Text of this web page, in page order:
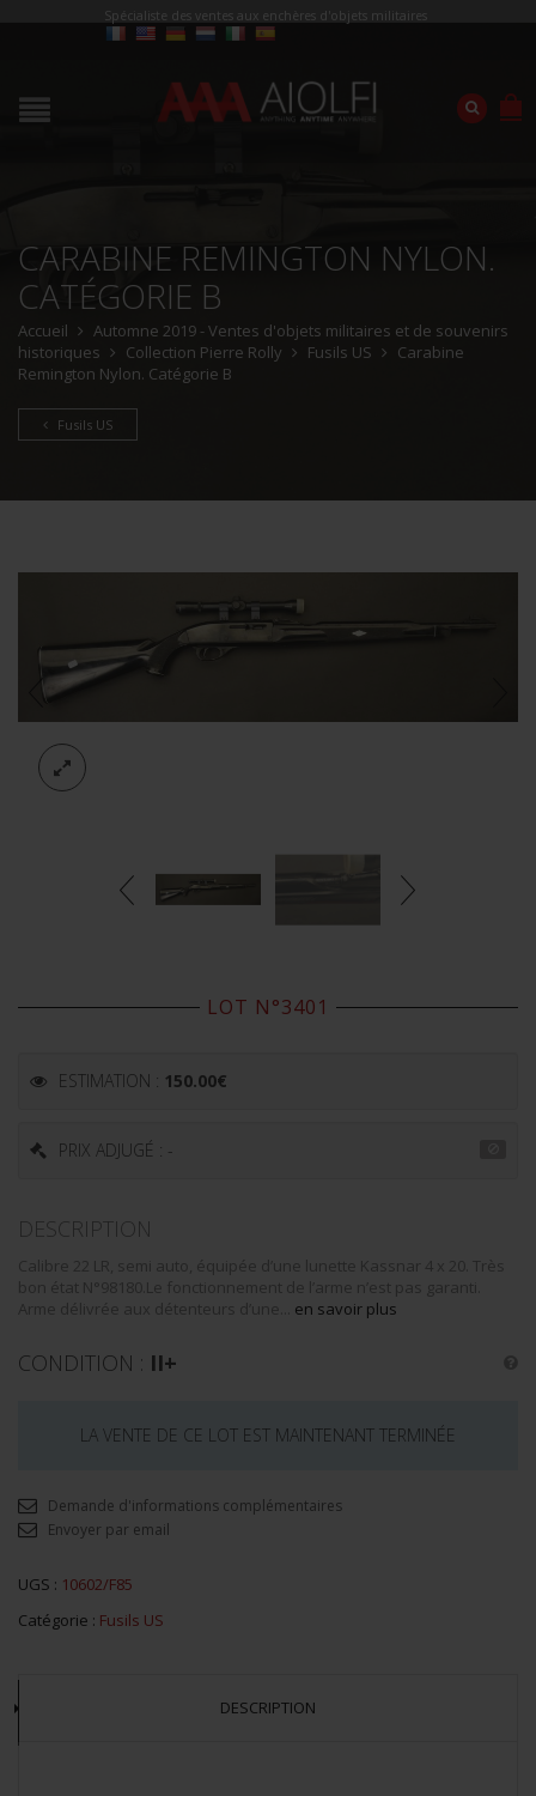
Spécialiste des ventes aux enchères d'objets militaires
CARABINE REMINGTON NYLON.
CATÉGORIE B
Accueil
Automne 2019 - Ventes d'objets militaires et de souvenirs
historiques
Collection Pierre Rolly Fusils US
Carabine
Remington Nylon. Catégorie B
Fusils US
LOT N°3401
ESTIMATION : 150.00€
PRIX ADJUGÉ : -
DESCRIPTION
Calibre 22 LR, semi auto, équipée d’une lunette Kassnar 4 x 20. Très
bon état N°98180.Le fonctionnement de l’arme n’est pas garanti.
Arme délivrée aux détenteurs d’une... en savoir plus
CONDITION : II+
LA VENTE DE CE LOT EST MAINTENANT TERMINÉE
Demande d'informations complémentaires
Envoyer par email
UGS : 10602/F85
Catégorie : Fusils US
DESCRIPTION